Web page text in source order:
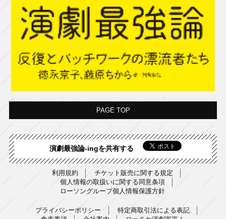
PAGE TOP
演劇最強論-ingを共有する
利用規約
チケット販売に関する規定
個人情報の取扱いに関する同意条項
ローソングループ個人情報保護方針
プライバシーポリシー
特定商取引法による表記